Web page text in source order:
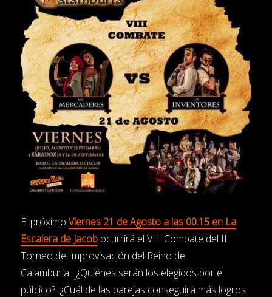
El próximoViernes 21 de Agosto a las 00.15 en La
Escalera de Jacob ocurrirá el VIII Combate del II
Torneo de Improvisación del Reino de
Calamburia
¿Quiénes serán los elegidos por el
público? ¿Cuál de las parejas conseguirá más logros